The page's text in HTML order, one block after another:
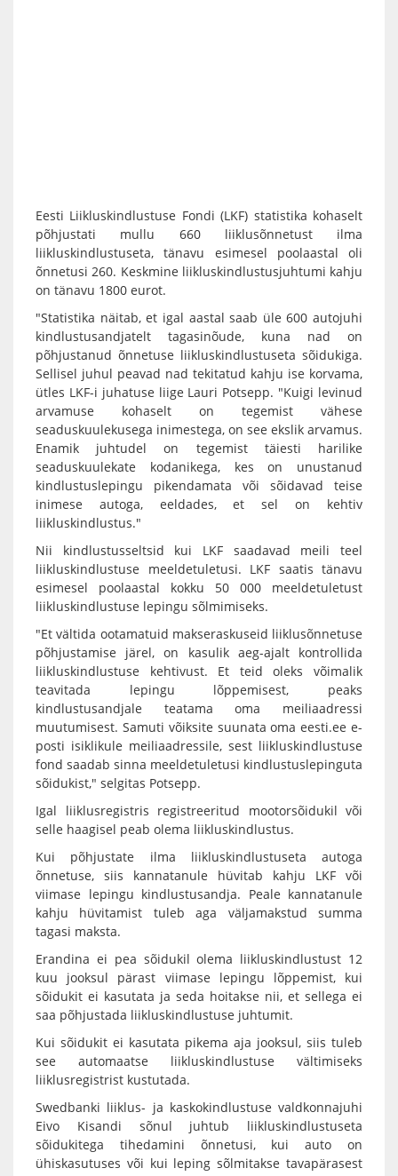
Eesti Liikluskindlustuse Fondi (LKF) statistika kohaselt
põhjustati mullu 660 liiklusõnnetust ilma
liikluskindlustuseta, tänavu esimesel poolaastal oli
õnnetusi 260. Keskmine liikluskindlustusjuhtumi kahju
on tänavu 1800 eurot.
"Statistika näitab, et igal aastal saab üle 600 autojuhi
kindlustusandjatelt tagasinõude, kuna nad on
põhjustanud õnnetuse liikluskindlustuseta sõidukiga.
Sellisel juhul peavad nad tekitatud kahju ise korvama,
ütles LKF-i juhatuse liige Lauri Potsepp. "Kuigi levinud
arvamuse kohaselt on tegemist vähese
seaduskuulekusega inimestega, on see ekslik arvamus.
Enamik juhtudel on tegemist täiesti harilike
seaduskuulekate kodanikega, kes on unustanud
kindlustuslepingu pikendamata või sõidavad teise
inimese autoga, eeldades, et sel on kehtiv
liikluskindlustus."
Nii kindlustusseltsid kui LKF saadavad meili teel
liikluskindlustuse meeldetuletusi. LKF saatis tänavu
esimesel poolaastal kokku 50 000 meeldetuletust
liikluskindlustuse lepingu sõlmimiseks.
"Et vältida ootamatuid makseraskuseid liiklusõnnetuse
põhjustamise järel, on kasulik aeg-ajalt kontrollida
liikluskindlustuse kehtivust. Et teid oleks võimalik
teavitada lepingu lõppemisest, peaks
kindlustusandjale teatama oma meiliaadressi
muutumisest. Samuti võiksite suunata oma eesti.ee e-
posti isiklikule meiliaadressile, sest liikluskindlustuse
fond saadab sinna meeldetuletusi kindlustuslepinguta
sõidukist," selgitas Potsepp.
Igal liiklusregistris registreeritud mootorsõidukil või
selle haagisel peab olema liikluskindlustus.
Kui põhjustate ilma liikluskindlustuseta autoga
õnnetuse, siis kannatanule hüvitab kahju LKF või
viimase lepingu kindlustusandja. Peale kannatanule
kahju hüvitamist tuleb aga väljamakstud summa
tagasi maksta.
Erandina ei pea sõidukil olema liikluskindlustust 12
kuu jooksul pärast viimase lepingu lõppemist, kui
sõidukit ei kasutata ja seda hoitakse nii, et sellega ei
saa põhjustada liikluskindlustuse juhtumit.
Kui sõidukit ei kasutata pikema aja jooksul, siis tuleb
see automaatse liikluskindlustuse vältimiseks
liiklusregistrist kustutada.
Swedbanki liiklus- ja kaskokindlustuse valdkonnajuhi
Eivo Kisandi sõnul juhtub liikluskindlustuseta
sõidukitega tihedamini õnnetusi, kui auto on
ühiskasutuses või kui leping sõlmitakse tavapärasest